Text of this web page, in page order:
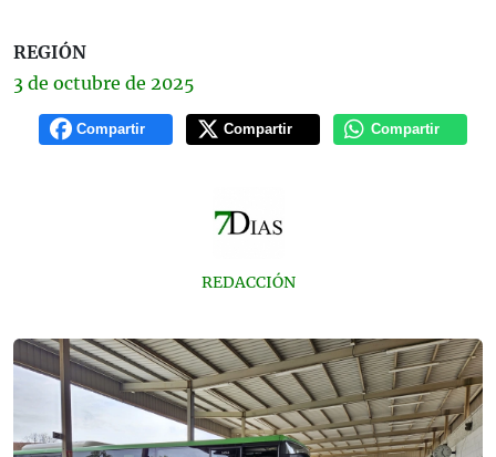
REGIÓN
3 de octubre de 2025
Compartir Compartir Compartir
REDACCIÓN